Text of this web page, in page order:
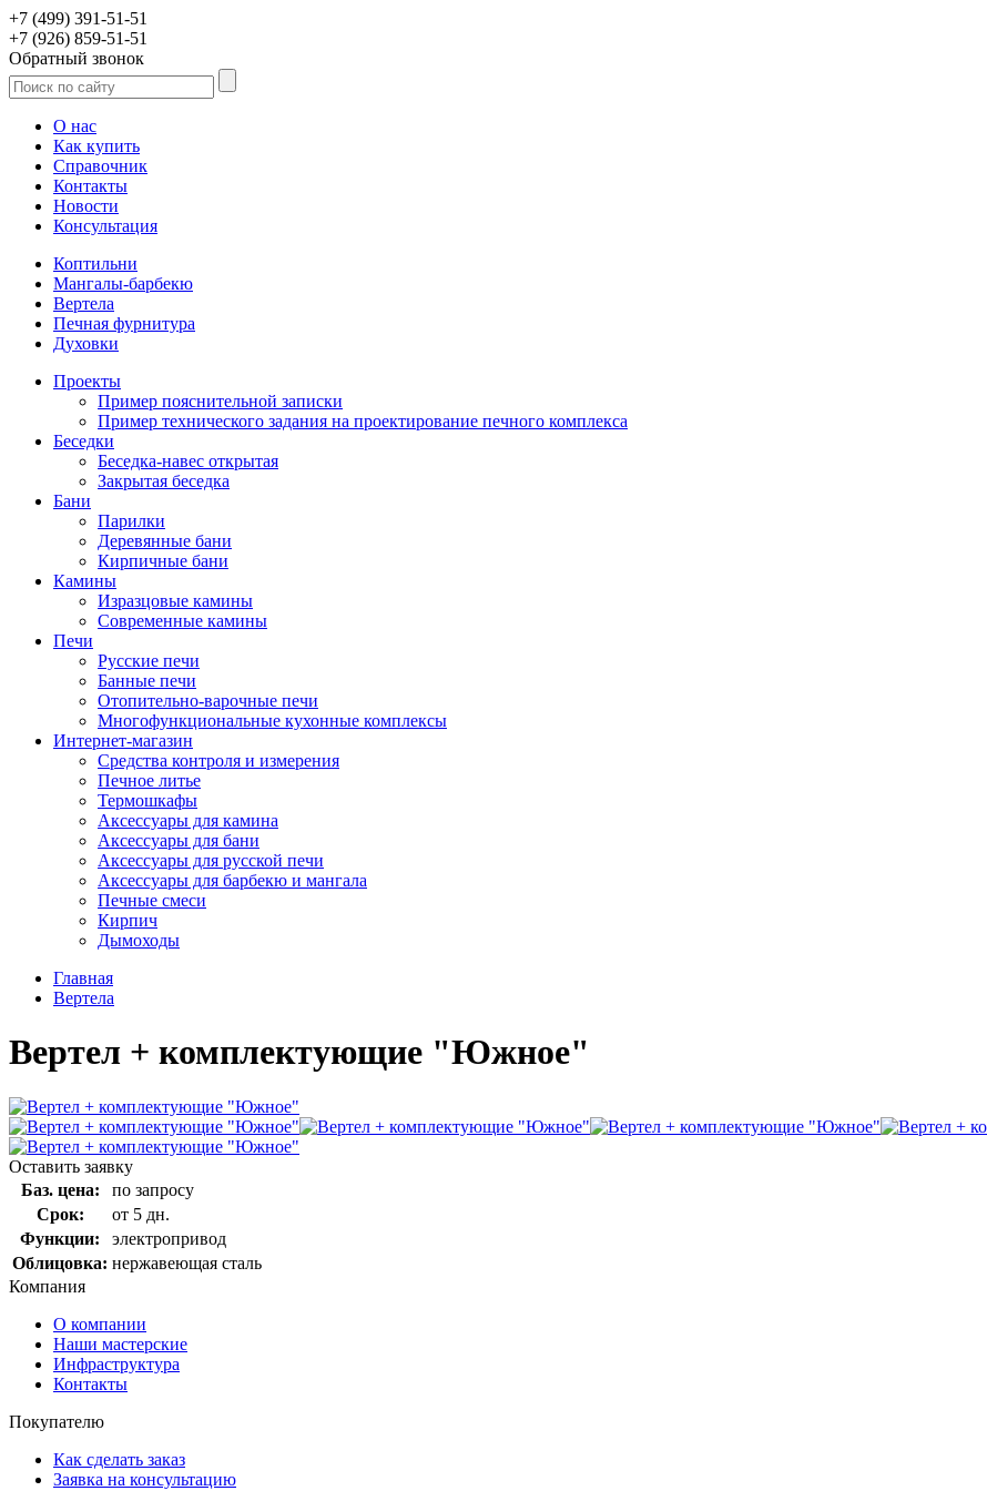
+7 (499) 391-51-51
+7 (926) 859-51-51
Обратный звонок
О нас
Как купить
Справочник
Контакты
Новости
Консультация
Коптильни
Мангалы-барбекю
Вертела
Печная фурнитура
Духовки
Проекты
Пример пояснительной записки
Пример технического задания на проектирование печного комплекса
Беседки
Беседка-навес открытая
Закрытая беседка
Бани
Парилки
Деревянные бани
Кирпичные бани
Камины
Изразцовые камины
Современные камины
Печи
Русские печи
Банные печи
Отопительно-варочные печи
Многофункциональные кухонные комплексы
Интернет-магазин
Средства контроля и измерения
Печное литье
Термошкафы
Аксессуары для камина
Аксессуары для бани
Аксессуары для русской печи
Аксессуары для барбекю и мангала
Печные смеси
Кирпич
Дымоходы
Главная
Вертела
Вертел + комплектующие "Южное"
Оставить заявку
Баз. цена:
по запросу
Срок:
от 5 дн.
Функции:
электропривод
Облицовка: нержавеющая сталь
Компания
О компании
Наши мастерские
Инфраструктура
Контакты
Покупателю
Как сделать заказ
Заявка на консультацию